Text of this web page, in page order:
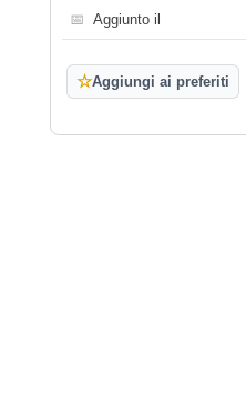
📅 Aggiunto il
☆Aggiungi ai preferiti